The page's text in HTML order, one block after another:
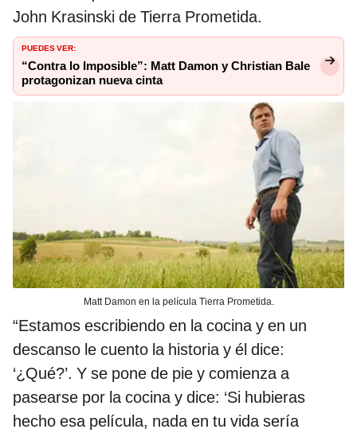
John Krasinski de Tierra Prometida.
PUEDES VER:
“Contra lo Imposible”: Matt Damon y Christian Bale
protagonizan nueva cinta
Matt Damon en la película Tierra Prometida.
“Estamos escribiendo en la cocina y en un
descanso le cuento la historia y él dice:
‘¿Qué?’. Y se pone de pie y comienza a
pasearse por la cocina y dice: ‘Si hubieras
hecho esa película, nada en tu vida sería